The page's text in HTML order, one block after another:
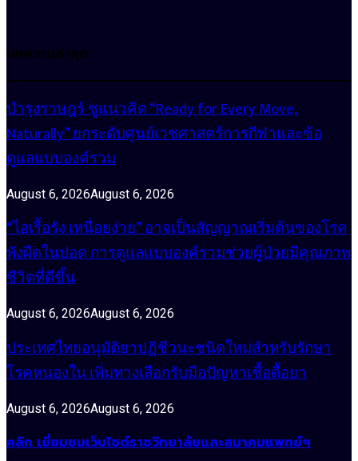
บทความล่าสุด
บำรุงราษฎร์ ชูแนวคิด “Ready for Every Move,
Naturally” ยกระดับศูนย์เวชศาสตร์การกีฬาและข้อ
ดูแลแบบองค์รวม
August 6, 2026August 6, 2026
“ไอเรื้อรัง เหนื่อยง่าย” อาจเป็นสัญญาณเริ่มต้นของโรค
พังผืดในปอด การดูแลแบบองค์รวมช่วยผู้ป่วยมีคุณภาพ
ชีวิตที่ดีขึ้น
August 6, 2026August 6, 2026
ประเทศไทยอนุมัติยาปฏิชีวนะชนิดใหม่สำหรับรักษา
โรคหนองใน เพิ่มทางเลือกรับมือปัญหาเชื้อดื้อยา
August 6, 2026August 6, 2026
คลิก เยี่ยมชมเว็บไซต์ราชวิทยาลัยและสมาคมแพทย์ฯ